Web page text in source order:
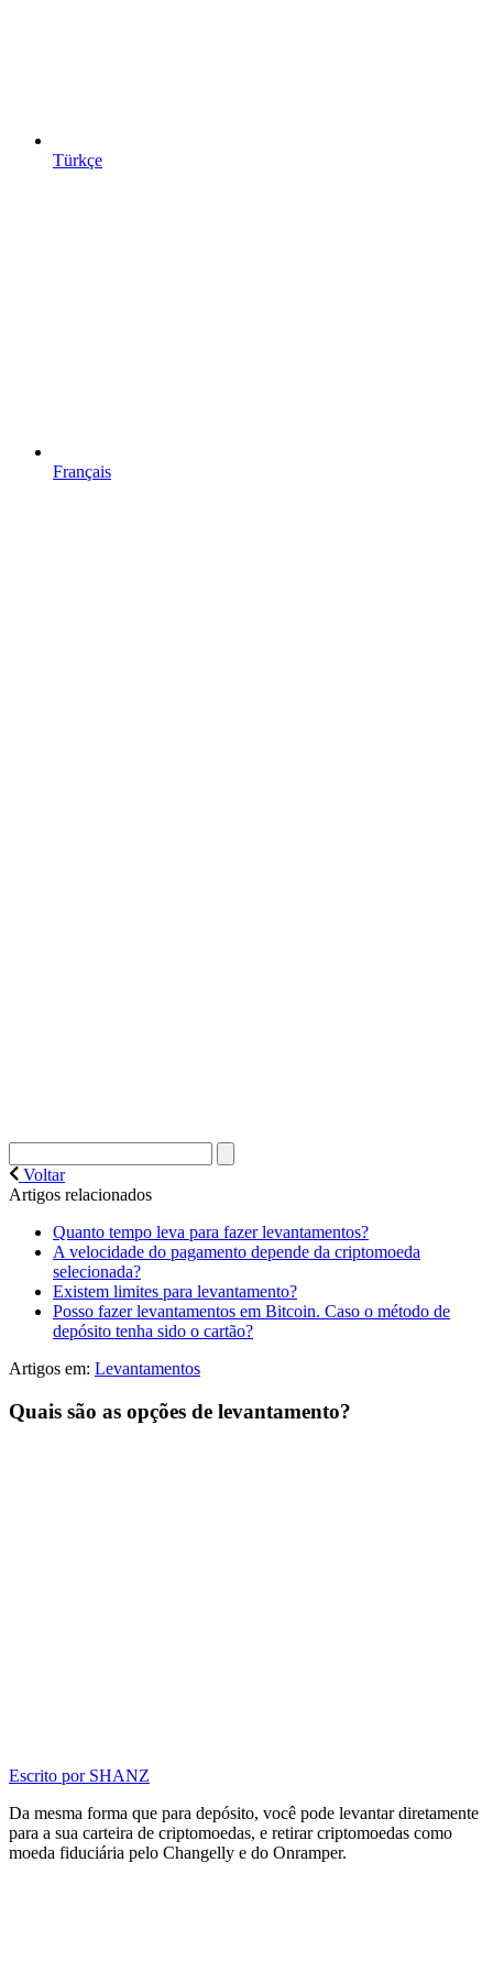
Türkçe
Français
Voltar
Artigos relacionados
Quanto tempo leva para fazer levantamentos?
A velocidade do pagamento depende da criptomoeda
selecionada?
Existem limites para levantamento?
Posso fazer levantamentos em Bitcoin. Caso o método de
depósito tenha sido o cartão?
Artigos em: Levantamentos
Quais são as opções de levantamento?
Escrito por SHANZ
Da mesma forma que para depósito, você pode levantar diretamente
para a sua carteira de criptomoedas, e retirar criptomoedas como
moeda fiduciária pelo Changelly e do Onramper.